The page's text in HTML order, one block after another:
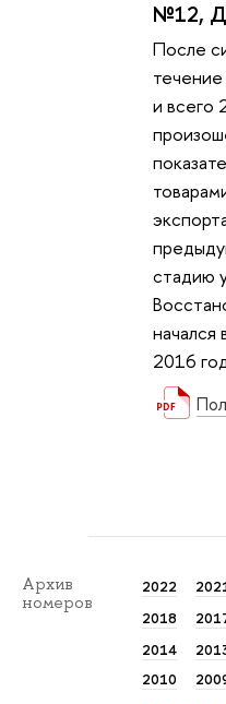
№12,
После
и всего
стадию
начался
2016
Архив
номеров
2022
2018
2014
2010